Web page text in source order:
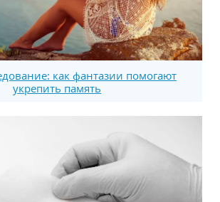
как фантазии помогают
укрепить память